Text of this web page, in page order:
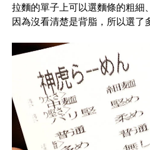
拉麵的單子上可以選麵條的粗細
因為沒看清楚是背脂，所以選了